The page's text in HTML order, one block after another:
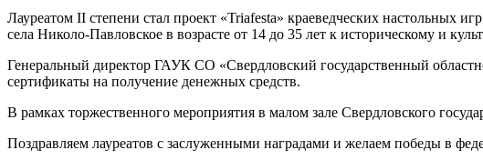
Лауреатом II степени стал проект «Triafesta» краеведческих настольных
села Николо-Павловское в возрасте от 14 до 35 лет к историческому и
Генеральный директор ГАУК СО «Свердловский государственный
сертификаты на получение денежных средств.
В рамках торжественного мероприятия в малом зале Свердловского
Поздравляем лауреатов с заслуженными наградами и желаем